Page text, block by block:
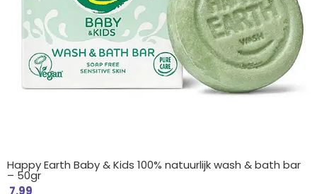
Happy Earth Baby & Kids 100% natuurlijk wash & bath bar
– 50gr
7.99